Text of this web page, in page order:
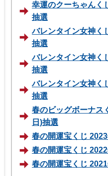
幸運のクーちゃんく
抽選
バレンタイン女神く
抽選
バレンタイン女神く
抽選
バレンタイン女神く
抽選
春のビッグボーナス
日)抽選
春の開運宝くじ
春の開運宝くじ
春の開運宝くじ